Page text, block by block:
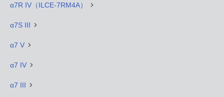
α7R IV（ILCE-7RM4A）
α7S III
α7 V
α7 IV
α7 III